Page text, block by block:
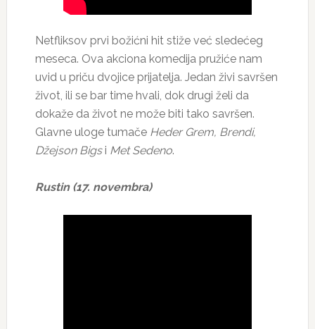
Netfliksov prvi božićni hit stiže već sledećeg
meseca. Ova akciona komedija pružiće nam
uvid u priču dvojice prijatelja. Jedan živi savršen
život, ili se bar time hvali, dok drugi želi da
dokaže da život ne može biti tako savršen.
Glavne uloge tumače Heder Grem, Brendi,
Džejson Bigsi Met Sedeno.
Rustin (17. novembra)